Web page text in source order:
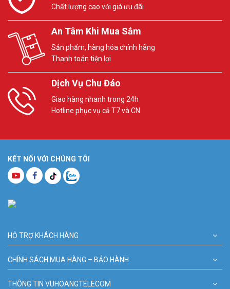
Chất lượng cao với giá ưu đãi
An Tâm Khi Mua Sắm
Sản phẩm, hàng hóa chính hãng
Thanh toán tiện lợi
Dịch Vụ Chu Đáo
Giao hàng nhanh trong 24h
Hotline phục vụ cả T7 và CN
KẾT NỐI VỚI CHÚNG TÔI
HỖ TRỢ KHÁCH HÀNG
CHÍNH SÁCH MUA HÀNG – BẢO HÀNH
THÔNG TIN VUHOANGTELECOM